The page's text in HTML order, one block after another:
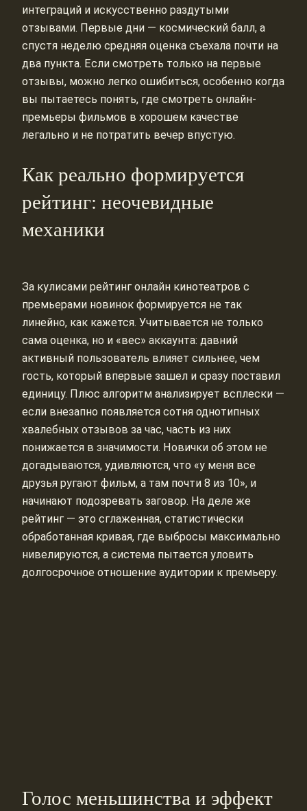
интеграций и искусственно раздутыми
отзывами. Первые дни — космический балл, а
спустя неделю средняя оценка съехала почти на
два пункта. Если смотреть только на первые
отзывы, можно легко ошибиться, особенно когда
вы пытаетесь понять, где смотреть онлайн-
премьеры фильмов в хорошем качестве
легально и не потратить вечер впустую.
Как реально формируется
рейтинг: неочевидные
механики
За кулисами рейтинг онлайн кинотеатров с
премьерами новинок формируется не так
линейно, как кажется. Учитывается не только
сама оценка, но и «вес» аккаунта: давний
активный пользователь влияет сильнее, чем
гость, который впервые зашел и сразу поставил
единицу. Плюс алгоритм анализирует всплески —
если внезапно появляется сотня однотипных
хвалебных отзывов за час, часть из них
понижается в значимости. Новички об этом не
догадываются, удивляются, что «у меня все
друзья ругают фильм, а там почти 8 из 10», и
начинают подозревать заговор. На деле же
рейтинг — это сглаженная, статистически
обработанная кривая, где выбросы максимально
нивелируются, а система пытается уловить
долгосрочное отношение аудитории к премьеру.
Голос меньшинства и эффект